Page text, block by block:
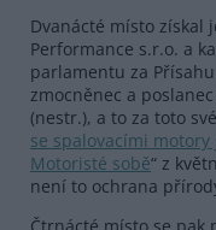
Dvanácté místo získal
Performance s.r.o. a
parlamentu za
zmocněnec a
(nestr.), a to za toto
se spalovacími
Motoristé sobě“ z
není to ochrana